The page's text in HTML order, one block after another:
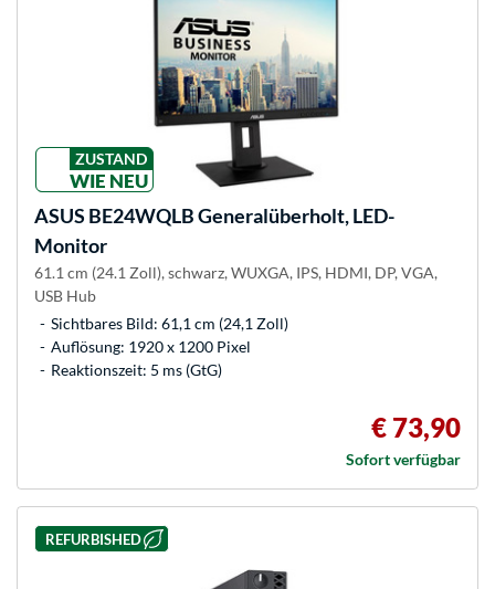
ZUSTAND
WIE NEU
ASUS BE24WQLB Generalüberholt, LED-
Monitor
61.1 cm (24.1 Zoll), schwarz, WUXGA, IPS, HDMI, DP, VGA,
USB Hub
Sichtbares Bild: 61,1 cm (24,1 Zoll)
Auflösung: 1920 x 1200 Pixel
Reaktionszeit: 5 ms (GtG)
€ 73,90
Sofort verfügbar
REFURBISHED